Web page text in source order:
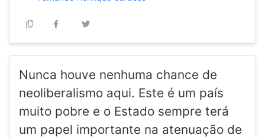
Nunca houve nenhuma chance de
neoliberalismo aqui. Este é um país
muito pobre e o Estado sempre terá
um papel importante na atenuação de